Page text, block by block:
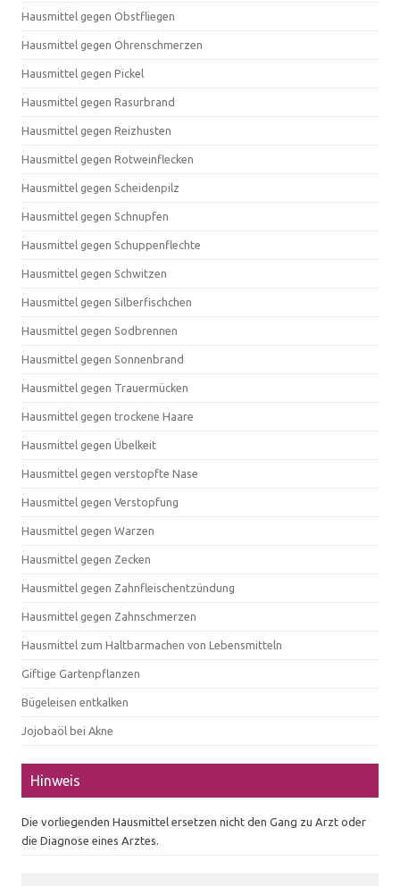
Hausmittel gegen Obstfliegen
Hausmittel gegen Ohrenschmerzen
Hausmittel gegen Pickel
Hausmittel gegen Rasurbrand
Hausmittel gegen Reizhusten
Hausmittel gegen Rotweinflecken
Hausmittel gegen Scheidenpilz
Hausmittel gegen Schnupfen
Hausmittel gegen Schuppenflechte
Hausmittel gegen Schwitzen
Hausmittel gegen Silberfischchen
Hausmittel gegen Sodbrennen
Hausmittel gegen Sonnenbrand
Hausmittel gegen Trauermücken
Hausmittel gegen trockene Haare
Hausmittel gegen Übelkeit
Hausmittel gegen verstopfte Nase
Hausmittel gegen Verstopfung
Hausmittel gegen Warzen
Hausmittel gegen Zecken
Hausmittel gegen Zahnfleischentzündung
Hausmittel gegen Zahnschmerzen
Hausmittel zum Haltbarmachen von Lebensmitteln
Giftige Gartenpflanzen
Bügeleisen entkalken
Jojobaöl bei Akne
Hinweis
Die vorliegenden Hausmittel ersetzen nicht den Gang zu Arzt oder
die Diagnose eines Arztes.